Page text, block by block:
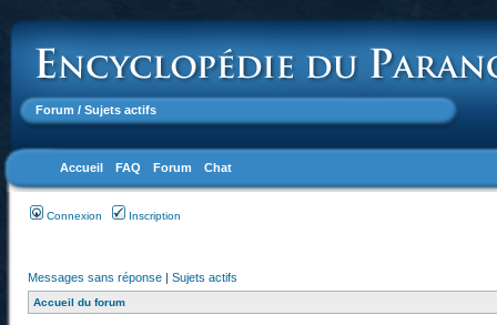
Forum / Sujets actifs
Accueil FAQ Forum Chat
Connexion Inscription
Messages sans réponse | Sujets actifs
Accueil du forum